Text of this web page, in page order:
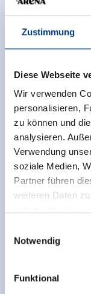
Zustimmung
Diese Webseite
Wir verwenden
personalisieren,
zu können und
analysieren.
Verwendung
soziale Medien,
Partner führen
weiteren Daten
Rohr 23// A-6280
Notwendig
Funktional
Ratings
Onafhankelijke
bronnen.
berekent een